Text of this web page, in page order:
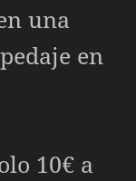
una
en
10€ a